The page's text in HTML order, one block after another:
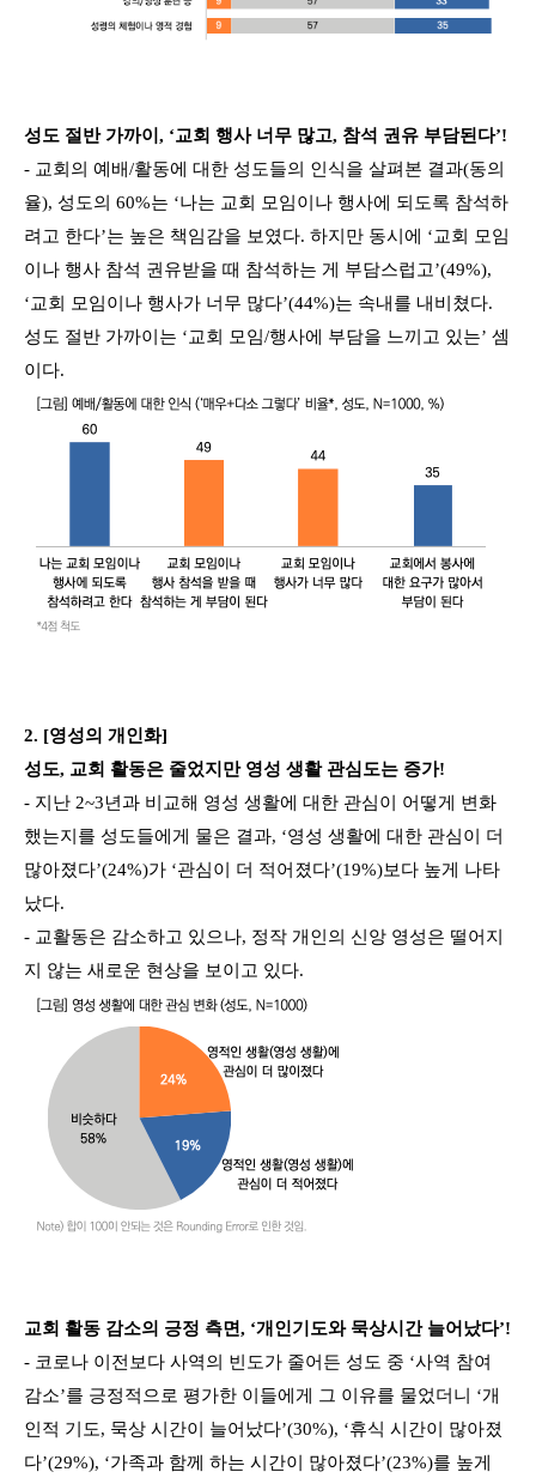
성도 절반 가까이, ‘교회 행사 너무 많고, 참석 권유 부담된다’!
- 교회의 예배/활동에 대한 성도들의 인식을 살펴본 결과(동의
율), 성도의 60%는 ‘나는 교회 모임이나 행사에 되도록 참석하
려고 한다’는 높은 책임감을 보였다. 하지만 동시에 ‘교회 모임
이나 행사 참석 권유받을 때 참석하는 게 부담스럽고’(49%),
‘교회 모임이나 행사가 너무 많다’(44%)는 속내를 내비쳤다.
성도 절반 가까이는 ‘교회 모임/행사에 부담을 느끼고 있는’ 셈
이다.
2. [영성의 개인화]
성도, 교회 활동은 줄었지만 영성 생활 관심도는 증가!
- 지난 2~3년과 비교해 영성 생활에 대한 관심이 어떻게 변화
했는지를 성도들에게 물은 결과, ‘영성 생활에 대한 관심이 더
많아졌다’(24%)가 ‘관심이 더 적어졌다’(19%)보다 높게 나타
났다.
- 교활동은 감소하고 있으나, 정작 개인의 신앙 영성은 떨어지
지 않는 새로운 현상을 보이고 있다.
교회 활동 감소의 긍정 측면, ‘개인기도와 묵상시간 늘어났다’!
- 코로나 이전보다 사역의 빈도가 줄어든 성도 중 ‘사역 참여
감소’를 긍정적으로 평가한 이들에게 그 이유를 물었더니 ‘개
인적 기도, 묵상 시간이 늘어났다’(30%), ‘휴식 시간이 많아졌
다’(29%), ‘가족과 함께 하는 시간이 많아졌다’(23%)를 높게